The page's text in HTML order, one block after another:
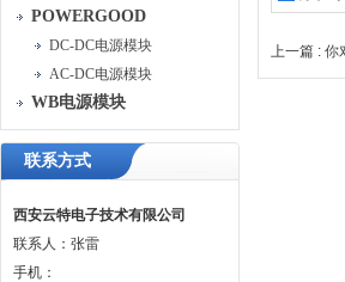
POWERGOOD
DC-DC电源模块
AC-DC电源模块
WB电源模块
联系方式
西安云特电子技术有限公司
联系人：张雷
手机：
上一篇 : 你